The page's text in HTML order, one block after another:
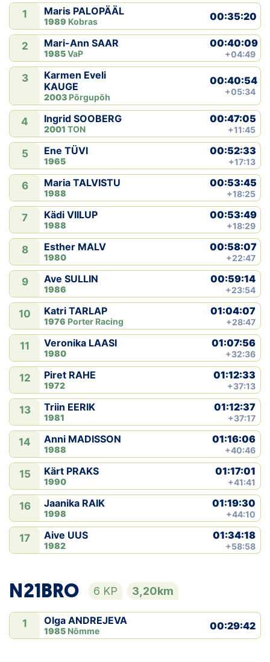
1 Maris PALOPÄÄL
1989 Kobras 00:35:20
2 Mari-Ann SAAR
1985VaP
00:40:09
+04:49
3
Karmen Eveli
KAUGE
2003 Põrgupõh
00:40:54
+05:34
4 Ingrid SOOBERG
2001 TON
00:47:05
+11:45
5 Ene TÜVI
1965
00:52:33
+17:13
6 Maria TALVISTU
1988
00:53:45
+18:25
7 Kädi VIILUP
1988
00:53:49
+18:29
8 Esther MALV
1980
00:58:07
+22:47
9 Ave SULLIN
1986
00:59:14
+23:54
10 Katri TARLAP
1976 Porter Racing
01:04:07
+28:47
11 Veronika LAASI
1980
01:07:56
+32:36
12 Piret RAHE
1972
01:12:33
+37:13
13 Triin EERIK
1981
01:12:37
+37:17
14 Anni MADISSON
1988
01:16:06
+40:46
15 Kärt PRAKS
1990
01:17:01
+41:41
16 Jaanika RAIK
1998
01:19:30
+44:10
17 Aive UUS
1982
01:34:18
+58:58
N21BRO 6 KP 3,20km
1 Olga ANDREJEVA
1985 Nõmme 00:29:42